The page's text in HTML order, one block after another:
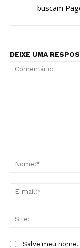
buscam
DEIXE UMA
Salve meu